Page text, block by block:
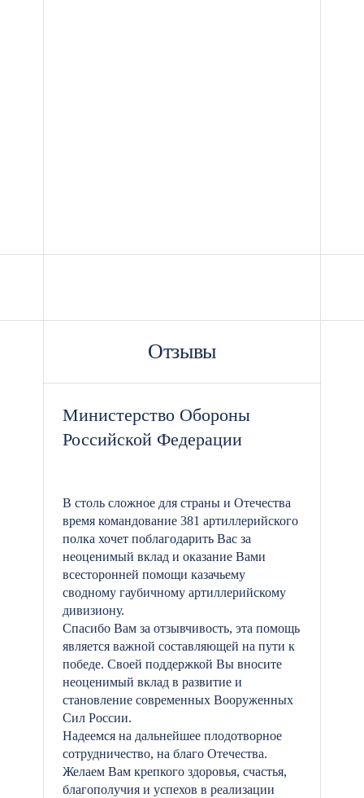
Отзывы
Министерство Обороны
Российской Федерации
В столь сложное для страны и Отечества
время командование 381 артиллерийского
полка хочет поблагодарить Вас за
неоценимый вклад и оказание Вами
всесторонней помощи казачьему
сводному гаубичному артиллерийскому
дивизиону.
Спасибо Вам за отзывчивость, эта помощь
является важной составляющей на пути к
победе. Своей поддержкой Вы вносите
неоценимый вклад в развитие и
становление современных Вооруженных
Сил России.
Надеемся на дальнейшее плодотворное
сотрудничество, на благо Отечества.
Желаем Вам крепкого здоровья, счастья,
благополучия и успехов в реализации